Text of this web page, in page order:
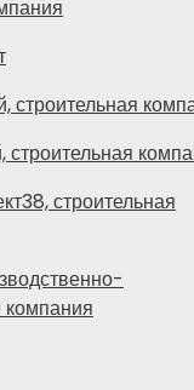
строительная
строительная
строительная
компания